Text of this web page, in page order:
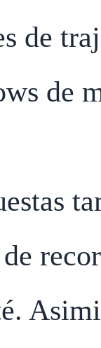
de
de